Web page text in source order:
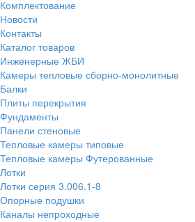
Комплектование
Новости
Контакты
Каталог товаров
Инженерные ЖБИ
Камеры тепловые сборно-монолитные
Балки
Плиты перекрытия
Фундаменты
Панели стеновые
Тепловые камеры типовые
Тепловые камеры Футерованные
Лотки
Лотки серия 3.006.1-8
Опорные подушки
Каналы непроходные